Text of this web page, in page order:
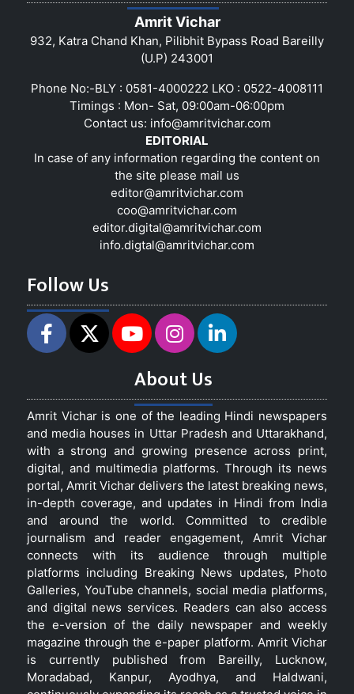
Amrit Vichar
932, Katra Chand Khan, Pilibhit Bypass Road Bareilly
(U.P) 243001
Phone No:-BLY : 0581-4000222 LKO : 0522-4008111
Timings : Mon- Sat, 09:00am-06:00pm
Contact us: info@amritvichar.com
EDITORIAL
In case of any information regarding the content on
the site please mail us
editor@amritvichar.com
coo@amritvichar.com
editor.digital@amritvichar.com
info.digtal@amritvichar.com
Follow Us
About Us
Amrit Vichar is one of the leading Hindi newspapers
and media houses in Uttar Pradesh and Uttarakhand,
with a strong and growing presence across print,
digital, and multimedia platforms. Through its news
portal, Amrit Vichar delivers the latest breaking news,
in-depth coverage, and updates in Hindi from India
and around the world. Committed to credible
journalism and reader engagement, Amrit Vichar
connects with its audience through multiple
platforms including Breaking News updates, Photo
Galleries, YouTube channels, social media platforms,
and digital news services. Readers can also access
the e-version of the daily newspaper and weekly
magazine through the e-paper platform. Amrit Vichar
is currently published from Bareilly, Lucknow,
Moradabad, Kanpur, Ayodhya, and Haldwani,